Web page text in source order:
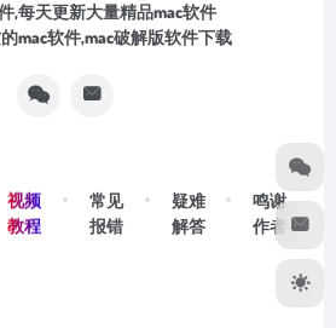
,每天更新大量精品mac软件
mac软件,mac破解版软件下载
视频
教程
常见
报错
疑难
解答
鸣谢
作者